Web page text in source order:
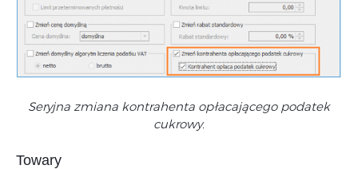
Seryjna zmiana kontrahenta opłacającego podatek
cukrowy.
Towary